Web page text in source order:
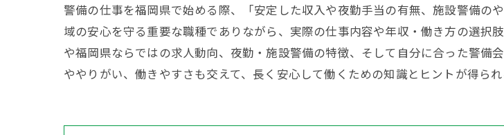
警備の仕事を福岡県で始める際、「安定した収入や夜勤手当の有無、施設警備
域の安心を守る重要な職種でありながら、実際の仕事内容や年収・働き方の選択
や福岡県ならではの求人動向、夜勤・施設警備の特徴、そして自分に合った警備
ややりがい、働きやすさも交えて、長く安心して働くための知識とヒントが得られ